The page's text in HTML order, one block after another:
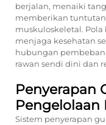
berjalan, menaiki
memberikan tuntutan
muskuloskeletal.
menjaga kesehatan
hubungan
rawan sendi dini dan
Penyerapan
Pengelolaan
Sistem penyerapan